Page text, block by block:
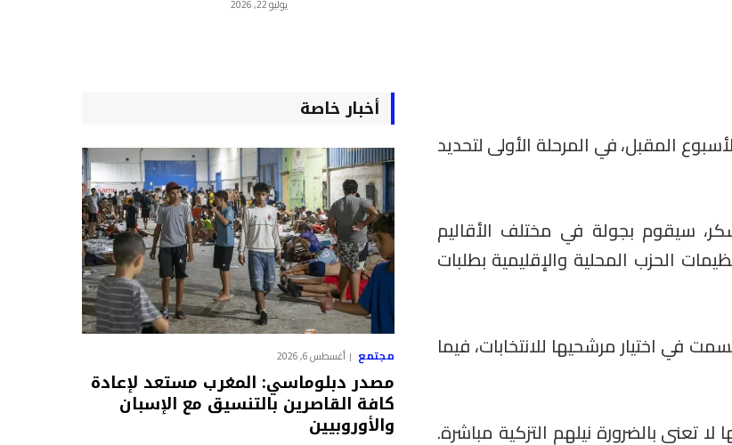
المقبل، في المرحلة الأولى لتحديد
سيقوم بجولة في مختلف الأقاليم
الحزب المحلية والإقليمية بطلبات
في اختيار مرشحيها للانتخابات، فيما
تعني بالضرورة نيلهم التزكية مباشرة.
يوليو 22, 2026
أخبار خاصة
مجتمع أغسطس 6, 2026
مصدر دبلوماسي: المغرب مستعد لإعادة
كافة القاصرين بالتنسيق مع الإسبان
والأوروبيين